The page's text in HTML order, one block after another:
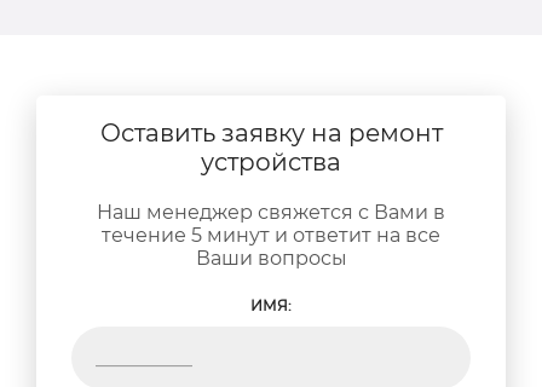
Оставить заявку на ремонт
устройства
Наш менеджер свяжется с Вами в
течение 5 минут и ответит на все
Ваши вопросы
ИМЯ: